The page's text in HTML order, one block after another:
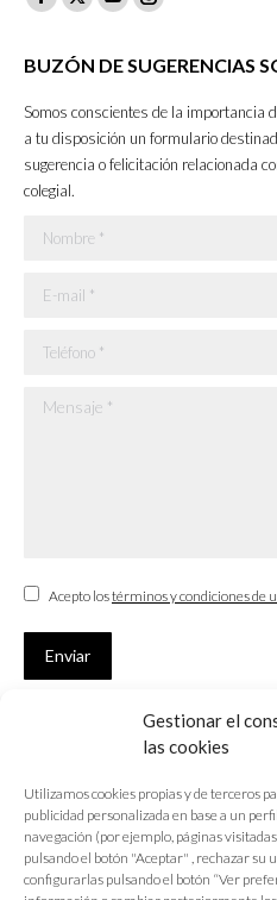
Gestionar el
las cookies
Utilizamos cookies propias y de terceros
publicidad personalizada en base a un
navegación (por ejemplo, páginas
pulsando el botón "Aceptar" , rechazar su
configurarlas pulsando el botón “Ver
Facebook
opens
new
window
X
opens
new
window
YouTube
opens
new
window
Instagram
opens
in
new
window
BUZÓN DE SUGERENCIAS
Somos conscientes de la importancia
a tu disposición un formulario
sugerencia o felicitación relacionada
colegial.
Nombre *
E-mail *
Teléfono *
Mensaje *
Acepto lostérminos y condiciones de
Enviar
que desarrolla el Colegio de
Nombre *